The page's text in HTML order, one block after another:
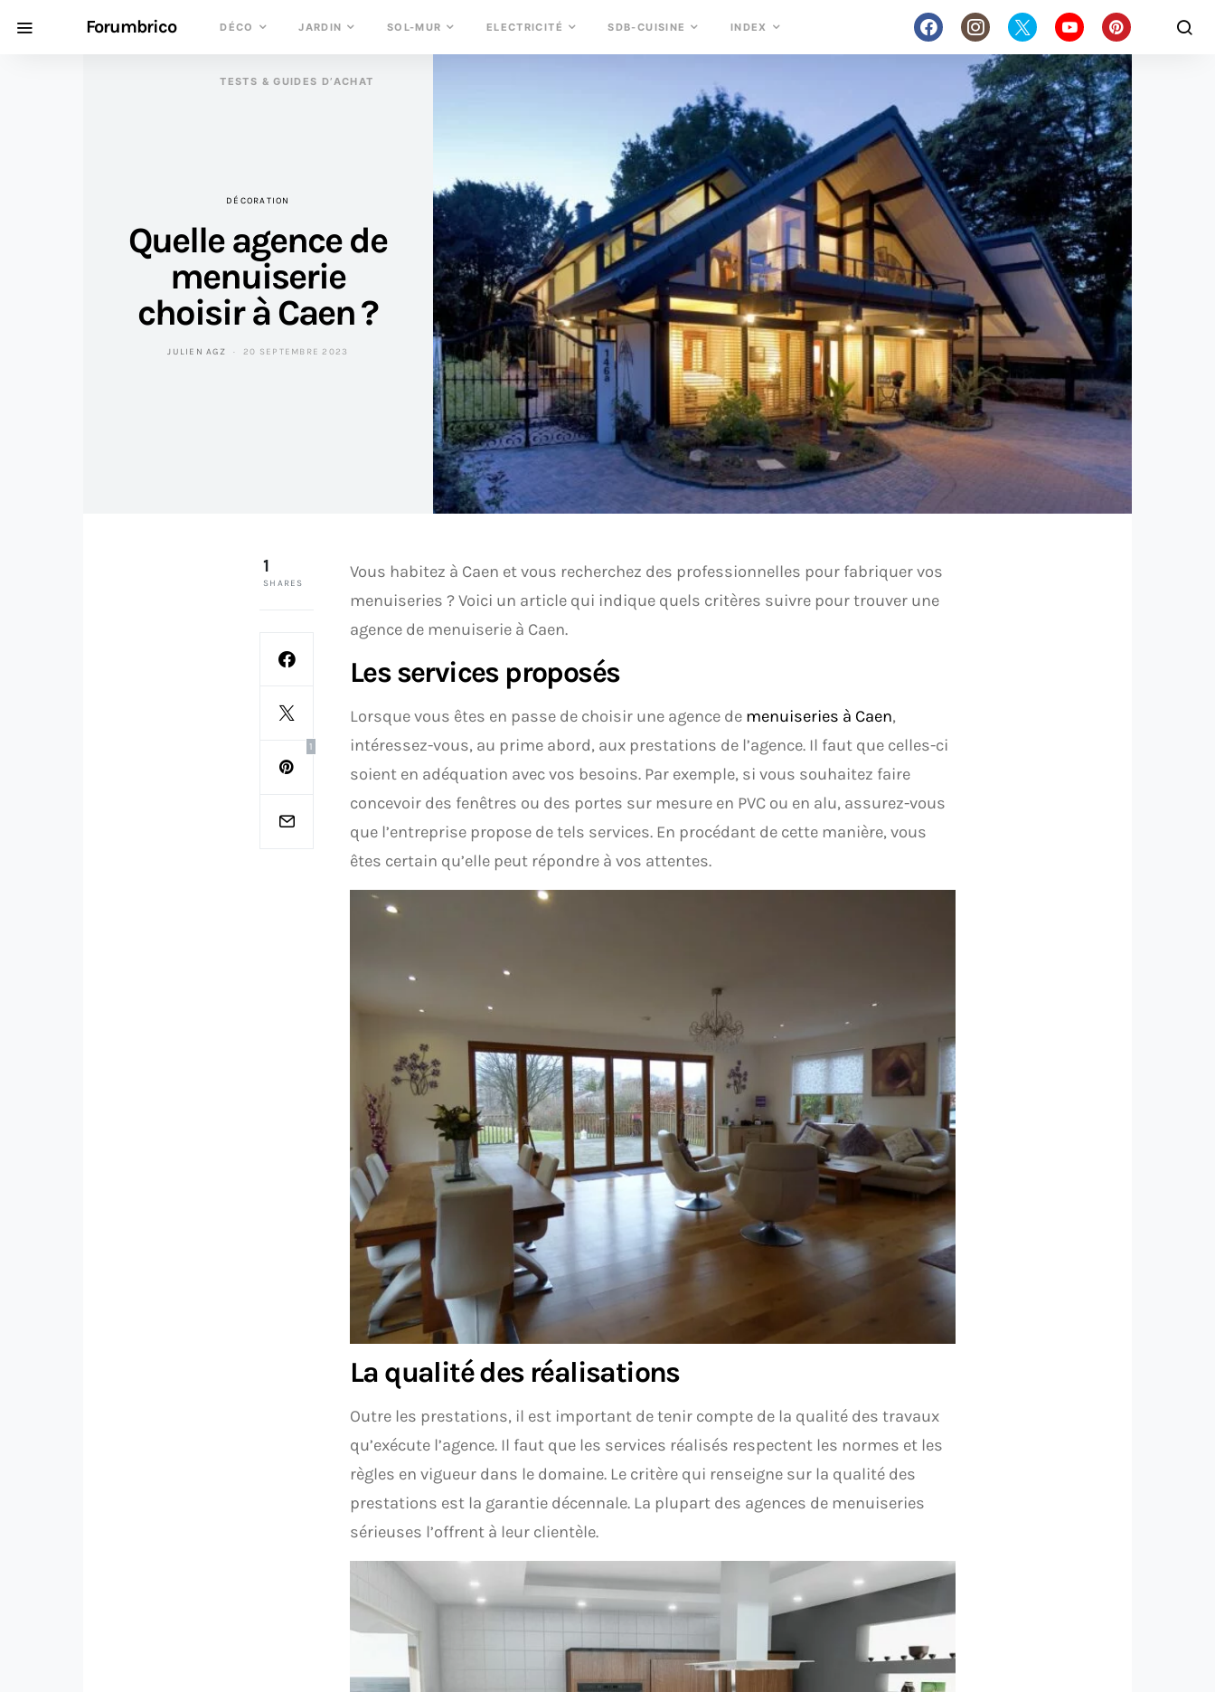
Forumbrico DÉCO JARDIN SOL-MUR ELECTRICITÉ SDB-CUISINE INDEX
TESTS & GUIDES D’ACHAT
DÉCORATION
Quelle agence de
menuiserie
choisir à Caen ?
JULIEN AGZ 20 SEPTEMBRE 2023
1
SHARES
1
Vous habitez à Caen et vous recherchez des professionnelles pour fabriquer vos
menuiseries ? Voici un article qui indique quels critères suivre pour trouver une
agence de menuiserie à Caen.
Les services proposés
Lorsque vous êtes en passe de choisir une agence de menuiseries à Caen,
intéressez-vous, au prime abord, aux prestations de l’agence. Il faut que celles-ci
soient en adéquation avec vos besoins. Par exemple, si vous souhaitez faire
concevoir des fenêtres ou des portes sur mesure en PVC ou en alu, assurez-vous
que l’entreprise propose de tels services. En procédant de cette manière, vous
êtes certain qu’elle peut répondre à vos attentes.
La qualité des réalisations
Outre les prestations, il est important de tenir compte de la qualité des travaux
qu’exécute l’agence. Il faut que les services réalisés respectent les normes et les
règles en vigueur dans le domaine. Le critère qui renseigne sur la qualité des
prestations est la garantie décennale. La plupart des agences de menuiseries
sérieuses l’offrent à leur clientèle.